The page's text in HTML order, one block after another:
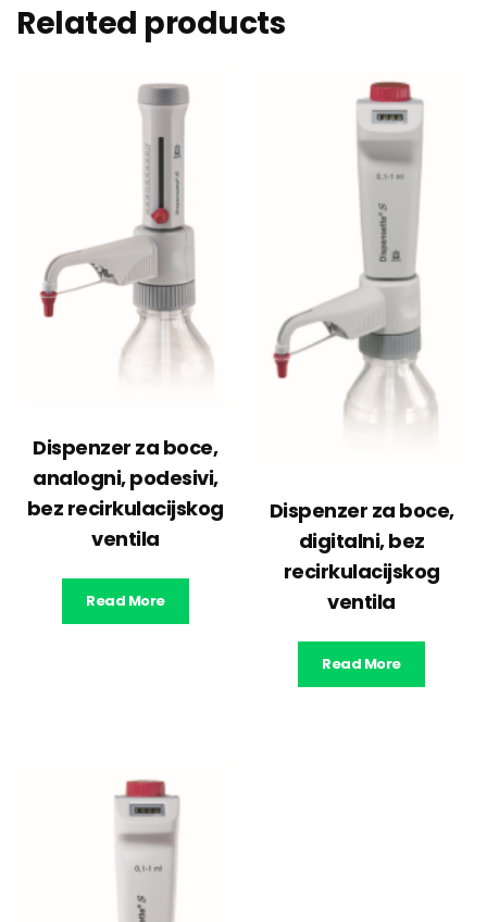
Related products
Dispenzer za boce,
analogni, podesivi,
bez recirkulacijskog
ventila
Read More
Dispenzer za boce,
digitalni, bez
recirkulacijskog
ventila
Read More